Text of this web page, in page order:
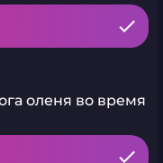
оленя во время